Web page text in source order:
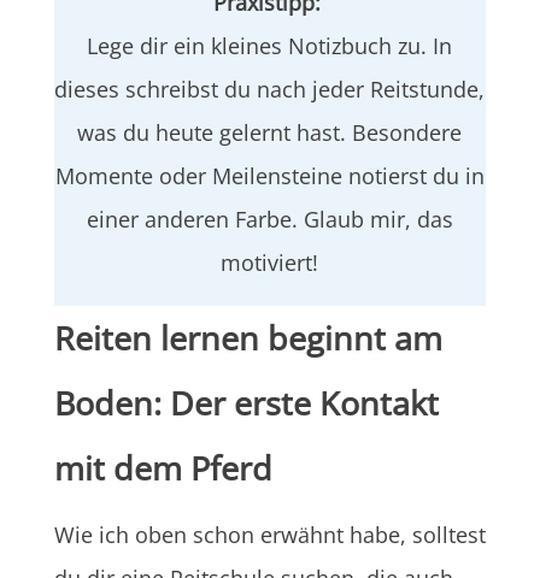
Lege dir ein kleines Notizbuch zu. In
dieses schreibst du nach jeder Reitstunde,
was du heute gelernt hast. Besondere
Momente oder Meilensteine notierst du in
einer anderen Farbe. Glaub mir, das
motiviert!
Reiten lernen beginnt am
Boden: Der erste Kontakt
mit dem Pferd
Wie ich oben schon erwähnt habe, solltest